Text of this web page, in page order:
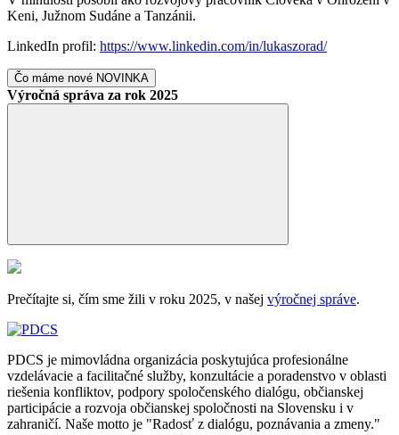
Keni, Južnom Sudáne a Tanzánii.
LinkedIn profil: https://www.linkedin.com/in/lukaszorad/
Čo máme nové NOVINKA
Výročná správa za rok 2025
Prečítajte si, čím sme žili v roku 2025, v našej výročnej správe.
PDCS je mimovládna organizácia poskytujúca profesionálne
vzdelávacie a facilitačné služby, konzultácie a poradenstvo v oblasti
riešenia konfliktov, podpory spoločenského dialógu, občianskej
participácie a rozvoja občianskej spoločnosti na Slovensku i v
zahraničí. Naše motto je "Radosť z dialógu, poznávania a zmeny."